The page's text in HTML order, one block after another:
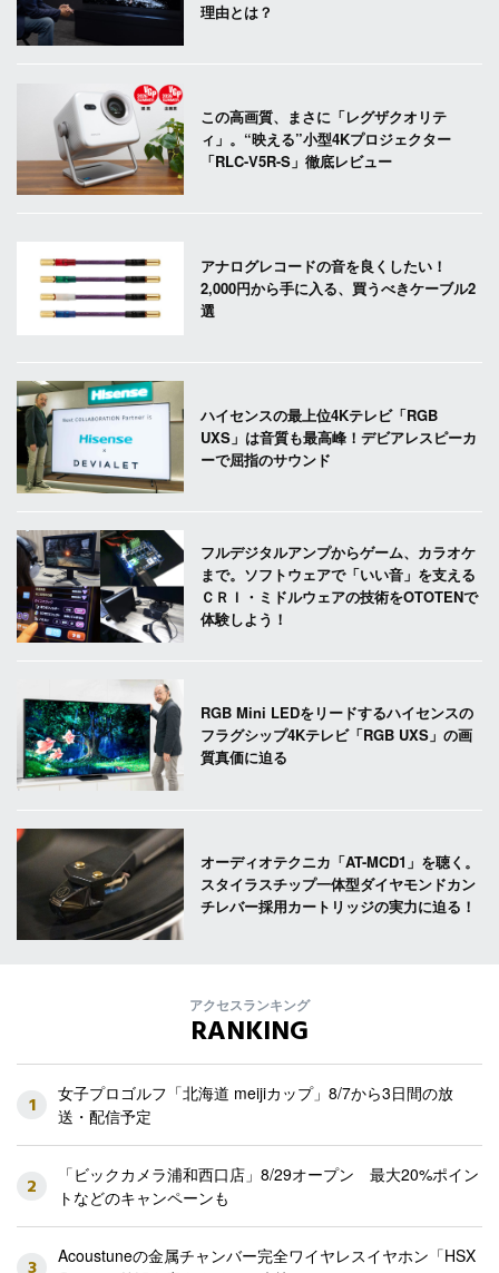
理由とは？
この高画質、まさに「レグザクオリテ
ィ」。“映える”小型4Kプロジェクター
「RLC-V5R-S」徹底レビュー
アナログレコードの音を良くしたい！
2,000円から手に入る、買うべきケーブル2
選
ハイセンスの最上位4Kテレビ「RGB
UXS」は音質も最高峰！デビアレスピーカ
ーで屈指のサウンド
フルデジタルアンプからゲーム、カラオケ
まで。ソフトウェアで「いい音」を支える
ＣＲＩ・ミドルウェアの技術をOTOTENで
体験しよう！
RGB Mini LEDをリードするハイセンスの
フラグシップ4Kテレビ「RGB UXS」の画
質真価に迫る
オーディオテクニカ「AT-MCD1」を聴く。
スタイラスチップ一体型ダイヤモンドカン
チレバー採用カートリッジの実力に迫る！
アクセスランキング
RANKING
1
女子プロゴルフ「北海道 meijiカップ」8/7から3日間の放
送・配信予定
2
「ビックカメラ浦和西口店」8/29オープン 最大20%ポイン
トなどのキャンペーンも
Acoustuneの金属チャンバー完全ワイヤレスイヤホン「HSX